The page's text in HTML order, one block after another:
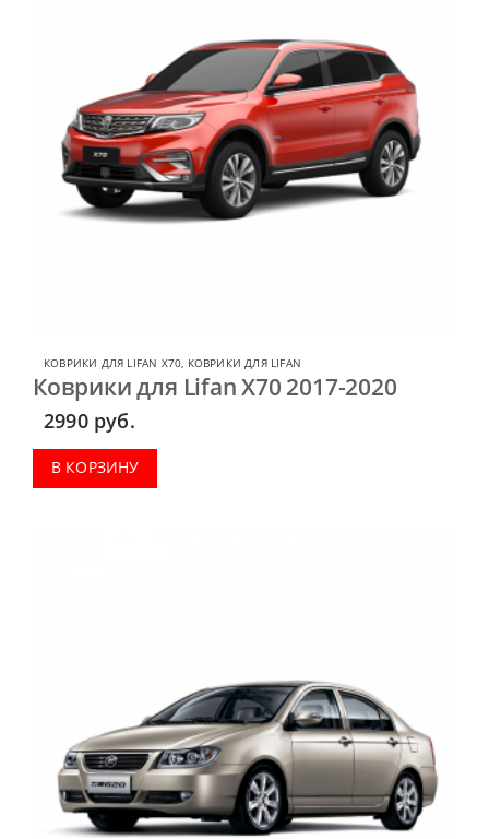
КОВРИКИ ДЛЯ LIFAN X70, КОВРИКИ ДЛЯ LIFAN
Коврики для Lifan X70 2017-2020
2990 руб.
В КОРЗИНУ